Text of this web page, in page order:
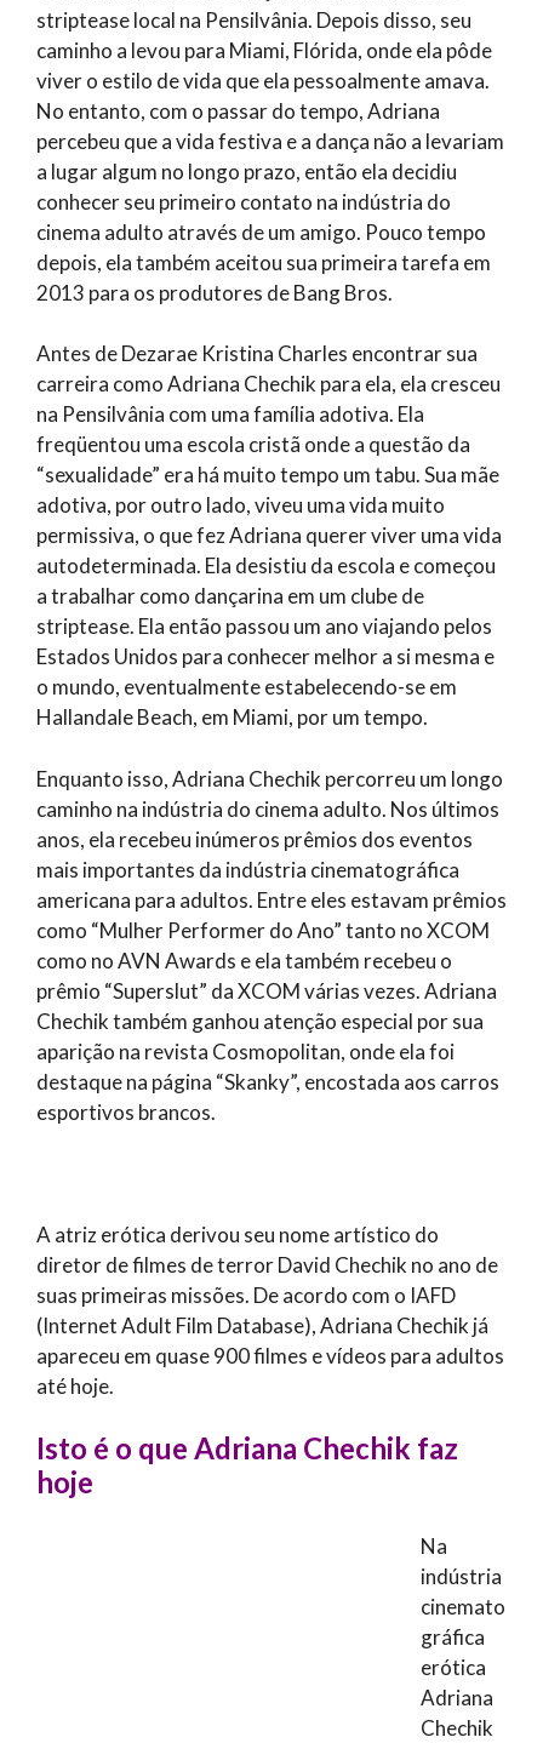
striptease local na Pensilvânia. Depois disso, seu
caminho a levou para Miami, Flórida, onde ela pôde
viver o estilo de vida que ela pessoalmente amava.
No entanto, com o passar do tempo, Adriana
percebeu que a vida festiva e a dança não a levariam
a lugar algum no longo prazo, então ela decidiu
conhecer seu primeiro contato na indústria do
cinema adulto através de um amigo. Pouco tempo
depois, ela também aceitou sua primeira tarefa em
2013 para os produtores de Bang Bros.
Antes de Dezarae Kristina Charles encontrar sua
carreira como Adriana Chechik para ela, ela cresceu
na Pensilvânia com uma família adotiva. Ela
freqüentou uma escola cristã onde a questão da
“sexualidade” era há muito tempo um tabu. Sua mãe
adotiva, por outro lado, viveu uma vida muito
permissiva, o que fez Adriana querer viver uma vida
autodeterminada. Ela desistiu da escola e começou
a trabalhar como dançarina em um clube de
striptease. Ela então passou um ano viajando pelos
Estados Unidos para conhecer melhor a si mesma e
o mundo, eventualmente estabelecendo-se em
Hallandale Beach, em Miami, por um tempo.
Enquanto isso, Adriana Chechik percorreu um longo
caminho na indústria do cinema adulto. Nos últimos
anos, ela recebeu inúmeros prêmios dos eventos
mais importantes da indústria cinematográfica
americana para adultos. Entre eles estavam prêmios
como “Mulher Performer do Ano” tanto no XCOM
como no AVN Awards e ela também recebeu o
prêmio “Superslut” da XCOM várias vezes. Adriana
Chechik também ganhou atenção especial por sua
aparição na revista Cosmopolitan, onde ela foi
destaque na página “Skanky”, encostada aos carros
esportivos brancos.
A atriz erótica derivou seu nome artístico do
diretor de filmes de terror David Chechik no ano de
suas primeiras missões. De acordo com o IAFD
(Internet Adult Film Database), Adriana Chechik já
apareceu em quase 900 filmes e vídeos para adultos
até hoje.
Isto é o que Adriana Chechik faz
hoje
Na
indústria
cinemato
gráfica
erótica
Adriana
Chechik